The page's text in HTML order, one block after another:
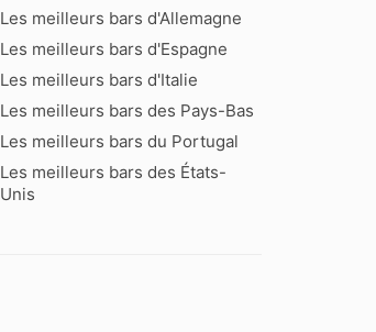
Les meilleurs bars d'Allemagne
Les meilleurs bars d'Espagne
Les meilleurs bars d'Italie
Les meilleurs bars des Pays-Bas
Les meilleurs bars du Portugal
Les meilleurs bars des États-
Unis